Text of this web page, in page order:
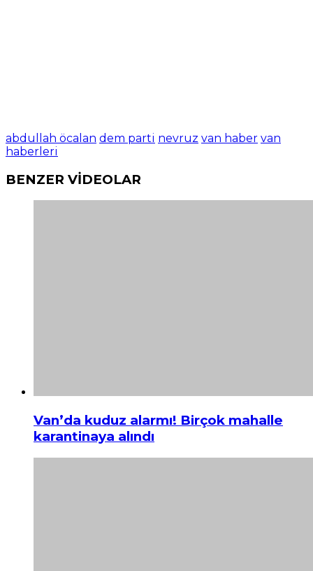
abdullah öcalan dem parti nevruz van haber van
haberleri
BENZER VİDEOLAR
Van’da kuduz alarmı! Birçok mahalle
karantinaya alındı